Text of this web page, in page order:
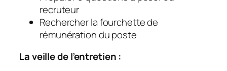
recruteur
Rechercher la fourchette de
rémunération du poste
La veille de l’entretien :